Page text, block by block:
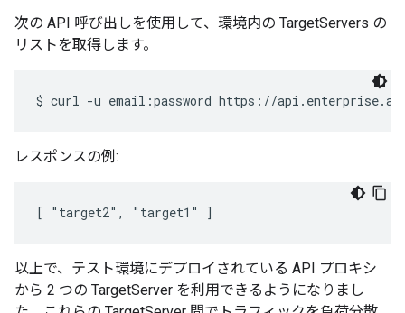
次の API 呼び出しを使用して、環境内の TargetServers の
リストを取得します。
レスポンスの例:
[ "target2", "target1" ]
以上で、テスト環境にデプロイされている API プロキシ
から 2 つの TargetServer を利用できるようになりまし